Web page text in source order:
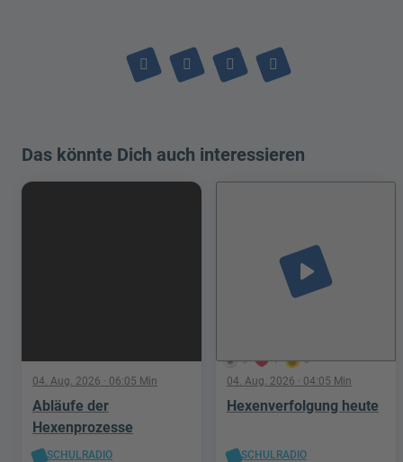
Das könnte Dich auch interessieren
04. Aug. 2026 · 06:05 Min
Abläufe der
Hexenprozesse
SCHULRADIO
5 1 0
play_arrow
04. Aug. 2026 · 04:05 Min
Hexenverfolgung heute
SCHULRADIO